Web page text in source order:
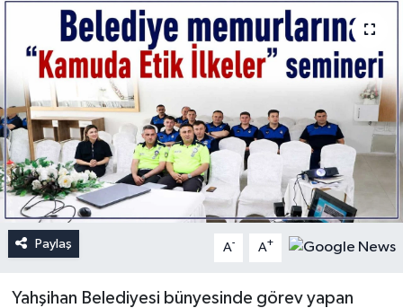
Paylaş A- A+
Yahşihan Belediyesi bünyesinde görev yapan